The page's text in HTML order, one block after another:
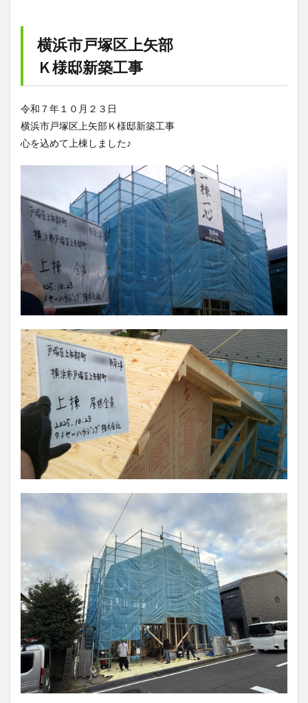
横浜市戸塚区上矢部
Ｋ様邸新築工事
令和７年１０月２３日
横浜市戸塚区上矢部Ｋ様邸新築工事
心を込めて上棟しました♪